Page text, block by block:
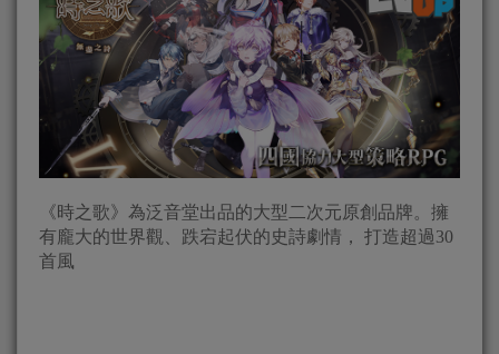
《時之歌》為泛音堂出品的大型二次元原創品牌。擁
有龐大的世界觀、跌宕起伏的史詩劇情， 打造超過30
首風